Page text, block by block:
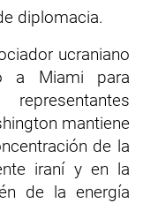
diplomacia.
ucraniano
a Miami para
mantiene
de la
iraní y en la
de la energía